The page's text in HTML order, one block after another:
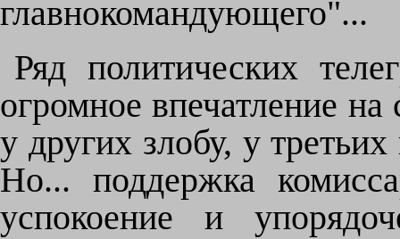
главнокомандующего"...
Ряд политических
огромное впечатление
у других злобу, у
Но... поддержка
успокоение и